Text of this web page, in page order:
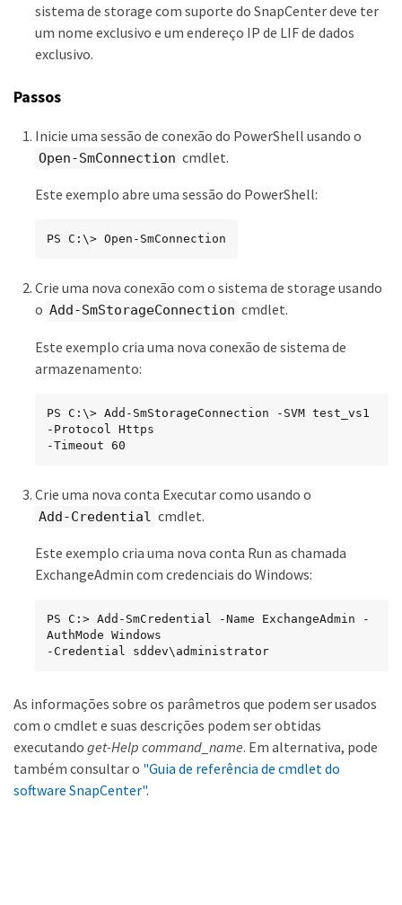
sistema de storage com suporte do SnapCenter deve ter
um nome exclusivo e um endereço IP de LIF de dados
exclusivo.
Passos
Inicie uma sessão de conexão do PowerShell usando o
Open-SmConnection cmdlet.
Este exemplo abre uma sessão do PowerShell:
PS C:\> Open-SmConnection
Crie uma nova conexão com o sistema de storage usando
o Add-SmStorageConnection cmdlet.
Este exemplo cria uma nova conexão de sistema de
armazenamento:
PS C:\> Add-SmStorageConnection -SVM test_vs1
-Protocol Https
-Timeout 60
Crie uma nova conta Executar como usando o
Add-Credential cmdlet.
Este exemplo cria uma nova conta Run as chamada
ExchangeAdmin com credenciais do Windows:
PS C:> Add-SmCredential -Name ExchangeAdmin -
AuthMode Windows
-Credential sddev\administrator
As informações sobre os parâmetros que podem ser usados
com o cmdlet e suas descrições podem ser obtidas
executando get-Help command_name. Em alternativa, pode
também consultar o "Guia de referência de cmdlet do
software SnapCenter".